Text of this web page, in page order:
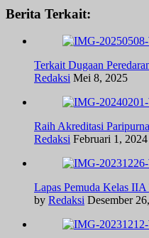
Berita Terkait:
Terkait Dugaan
Redaksi Mei 8, 2025
Raih Akreditasi
Redaksi Februari 1, 2024
Lapas Pemuda Kelas
by Redaksi Desember